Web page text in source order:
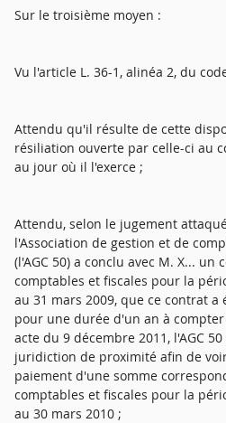
Sur le troisième moyen :
Vu l'article L. 36-1, alinéa 2, du
Attendu qu'il résulte de cette
résiliation ouverte par celle-ci au
au jour où il l'exerce ;
Attendu, selon le jugement
l'Association de gestion et de
(l'AGC 50) a conclu avec M. X...
comptables et fiscales pour la
au 31 mars 2009, que ce contrat
pour une durée d'un an à
acte du 9 décembre 2011, l'AGC
juridiction de proximité afin de
paiement d'une somme
comptables et fiscales pour la
au 30 mars 2010 ;